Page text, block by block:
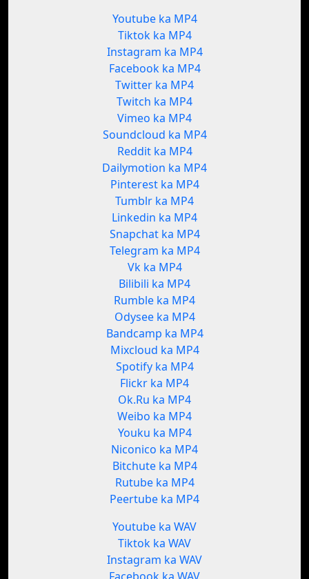
Youtube ka MP4
Tiktok ka MP4
Instagram ka MP4
Facebook ka MP4
Twitter ka MP4
Twitch ka MP4
Vimeo ka MP4
Soundcloud ka MP4
Reddit ka MP4
Dailymotion ka MP4
Pinterest ka MP4
Tumblr ka MP4
Linkedin ka MP4
Snapchat ka MP4
Telegram ka MP4
Vk ka MP4
Bilibili ka MP4
Rumble ka MP4
Odysee ka MP4
Bandcamp ka MP4
Mixcloud ka MP4
Spotify ka MP4
Flickr ka MP4
Ok.Ru ka MP4
Weibo ka MP4
Youku ka MP4
Niconico ka MP4
Bitchute ka MP4
Rutube ka MP4
Peertube ka MP4
Youtube ka WAV
Tiktok ka WAV
Instagram ka WAV